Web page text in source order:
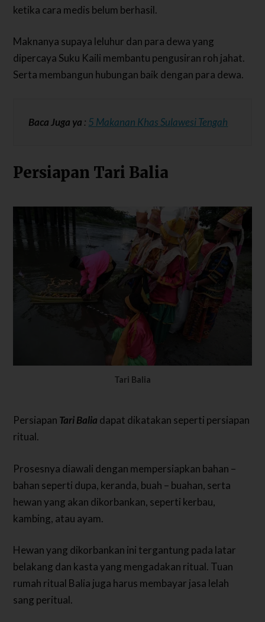
ketika cara medis belum berhasil.
Maknanya supaya leluhur dan para dewa yang
dipercaya Suku Kaili membantu pengusiran roh jahat.
Serta membangun hubungan baik dengan para dewa.
Baca Juga ya : 5 Makanan Khas Sulawesi Tengah
Persiapan Tari Balia
Tari Balia
Persiapan Tari Balia dapat dikatakan seperti persiapan
ritual.
Prosesnya diawali dengan mempersiapkan bahan –
bahan seperti dupa, keranda, buah – buahan, serta
hewan yang akan dikorbankan, seperti kerbau,
kambing, atau ayam.
Hewan yang dikorbankan ini tergantung pada latar
belakang dan kasta yang mengadakan ritual. Tuan
rumah ritual Balia juga harus membayar jasa lelah
sang peritual.